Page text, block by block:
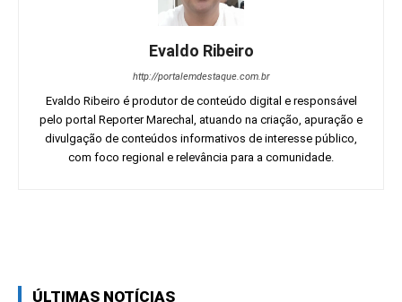
Evaldo Ribeiro
http://portalemdestaque.com.br
Evaldo Ribeiro é produtor de conteúdo digital e responsável
pelo portal Reporter Marechal, atuando na criação, apuração e
divulgação de conteúdos informativos de interesse público,
com foco regional e relevância para a comunidade.
ÚLTIMAS NOTÍCIAS